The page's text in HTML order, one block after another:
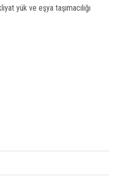
yük ve eşya taşımacılığı